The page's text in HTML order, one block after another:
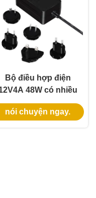
Bộ điều hợp điện
48W có nhiều
chứng nhận và đầu
vào AC phổ biến
nói chuyện ngay.